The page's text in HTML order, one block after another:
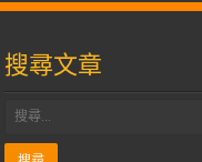
搜尋文章